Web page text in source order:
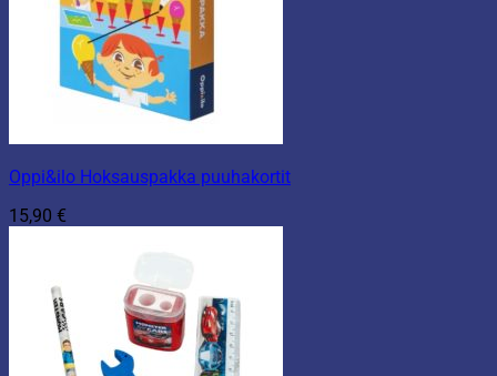
Oppi&ilo Hoksauspakka puuhakortit
15,90 €